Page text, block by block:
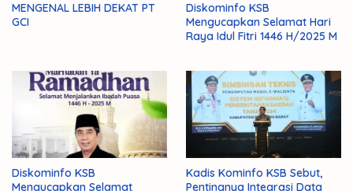
MENGENAL LEBIH DEKAT PT
GCI
Diskominfo KSB
Mengucapkan Selamat Hari
Raya Idul Fitri 1446 H/2025 M
Diskominfo KSB
Mengucapkan Selamat
Kadis Kominfo KSB Sebut,
Pentingnya Integrasi Data